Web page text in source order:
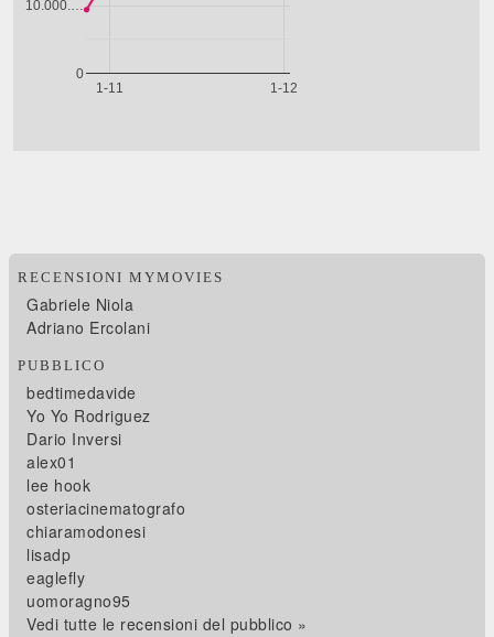
RECENSIONI MYMOVIES
Gabriele Niola
Adriano Ercolani
PUBBLICO
bedtimedavide
Yo Yo Rodriguez
Dario Inversi
alex01
lee hook
osteriacinematografo
chiaramodonesi
lisadp
eaglefly
uomoragno95
Vedi tutte le recensioni del pubblico »